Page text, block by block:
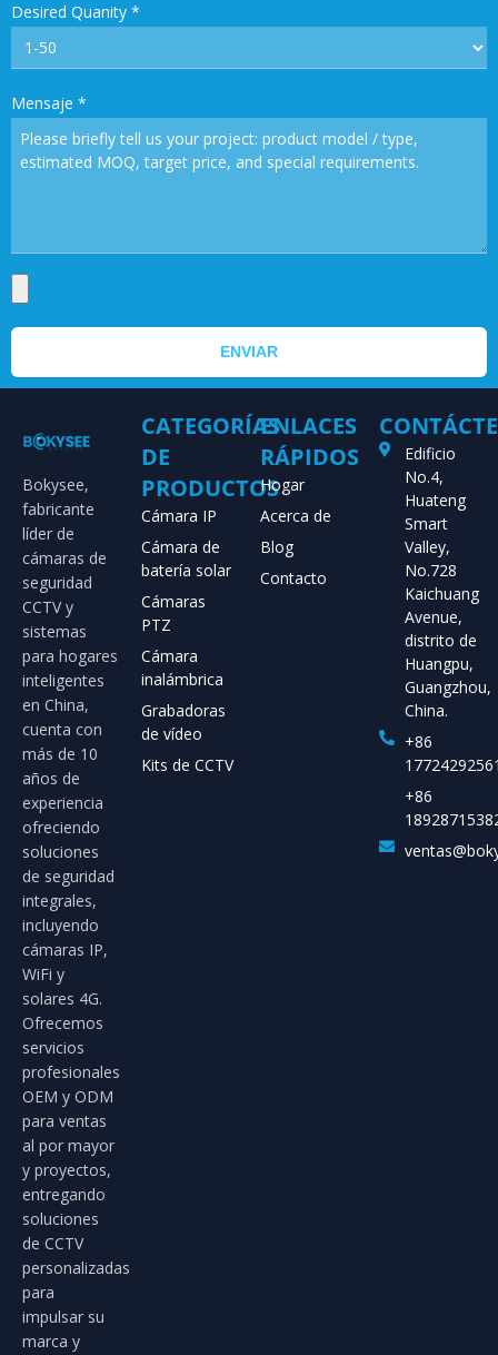
Desired Quanity *
Mensaje *
ENVIAR
Bokysee,
fabricante
líder de
cámaras de
seguridad
CCTV y
sistemas
para hogares
inteligentes
en China,
cuenta con
más de 10
años de
experiencia
ofreciendo
soluciones
de seguridad
integrales,
incluyendo
cámaras IP,
WiFi y
solares 4G.
Ofrecemos
servicios
profesionales
OEM y ODM
para ventas
al por mayor
y proyectos,
entregando
soluciones
de CCTV
personalizadas
para
impulsar su
marca y
CATEGORÍAS
DE
PRODUCTOS
Cámara IP
Cámara de
batería solar
Cámaras
PTZ
Cámara
inalámbrica
Grabadoras
de vídeo
Kits de CCTV
ENLACES
RÁPIDOS
Hogar
Acerca de
Blog
Contacto
Edificio
No.4,
Huateng
Smart
Valley,
No.728
Kaichuang
Avenue,
distrito de
Huangpu,
Guangzhou,
China.
+86
+86